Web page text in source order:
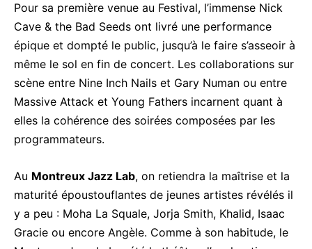
Pour sa première venue au Festival, l’immense Nick
Cave & the Bad Seeds ont livré une performance
épique et dompté le public, jusqu’à le faire s’asseoir à
même le sol en fin de concert. Les collaborations sur
scène entre Nine Inch Nails et Gary Numan ou entre
Massive Attack et Young Fathers incarnent quant à
elles la cohérence des soirées composées par les
programmateurs.
Au Montreux Jazz Lab, on retiendra la maîtrise et la
maturité époustouflantes de jeunes artistes révélés il
y a peu : Moha La Squale, Jorja Smith, Khalid, Isaac
Gracie ou encore Angèle. Comme à son habitude, le